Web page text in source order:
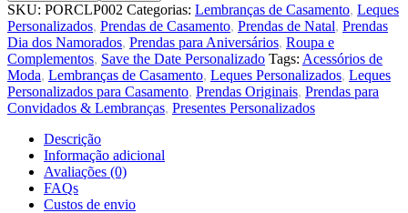
SKU: PORCLP002 Categorias: Lembranças de Casamento, Leques
Personalizados, Prendas de Casamento, Prendas de Natal, Prendas
Dia dos Namorados, Prendas para Aniversários, Roupa e
Complementos, Save the Date Personalizado Tags: Acessórios de
Moda, Lembranças de Casamento, Leques Personalizados, Leques
Personalizados para Casamento, Prendas Originais, Prendas para
Convidados & Lembranças, Presentes Personalizados
Descrição
Informação adicional
Avaliações (0)
FAQs
Custos de envio